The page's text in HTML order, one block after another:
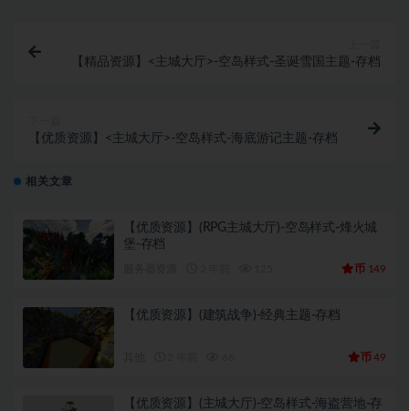
【精品资源】<主城大厅>-空岛样式-圣诞雪国主题-存档
【优质资源】<主城大厅>-空岛样式-海底游记主题-存档
相关文章
【优质资源】(RPG主城大厅)-空岛样式-烽火城
堡-存档
币 149
【优质资源】(建筑战争)-经典主题-存档
币 49
【优质资源】(主城大厅)-空岛样式-海盗营地-存